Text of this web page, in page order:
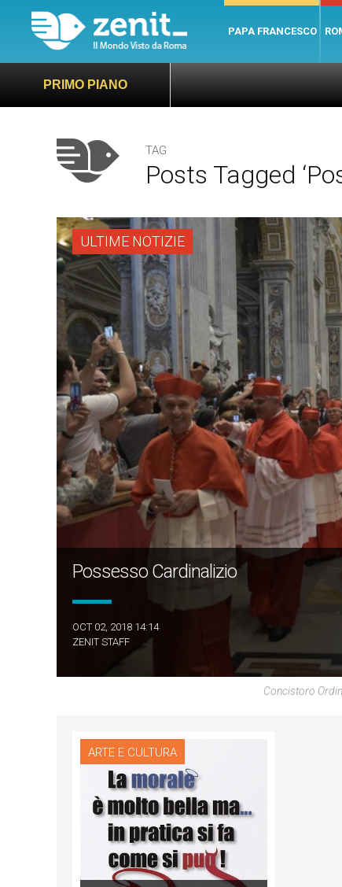
PAPA FRANCESCO
PRIMO PIANO
TAG
Posts Tagged
ULTIME NOTIZIE
Possesso Cardinalizio
OCT 02, 2018 14:14
ZENIT STAFF
Concistoro
ARTE E CULTURA